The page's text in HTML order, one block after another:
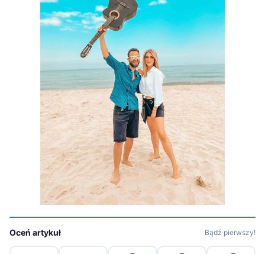
Oceń artykuł Bądź pierwszy!